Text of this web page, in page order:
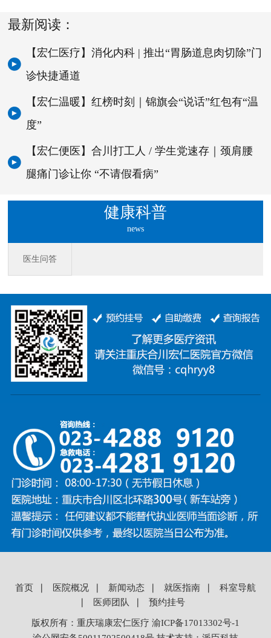
最新阅读：
【宏仁医疗】消化内科 | 推出“胃肠道息肉切除”门
诊快捷通道
【宏仁温暖】红榜时刻｜锦旗会“说话”红包有“温
度”
【宏仁便医】合川打工人 / 学生党速存｜颈肩腰
腿痛门诊让你 “不请假看病”
健康科普
news
医生问答
首页 医院概况 新闻动态 就医指南
科室导航
医师团队 预约挂号
版权所有： 重庆瑞康宏仁医疗 渝ICP备17013302号-1